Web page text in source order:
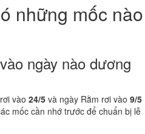
những mốc nào
ngày nào dương
vào 24/5 và ngày Rằm rơi vào 9/5
mốc cần nhớ trước để chuẩn bị lễ